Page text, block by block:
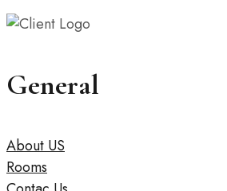
General
About US
Rooms